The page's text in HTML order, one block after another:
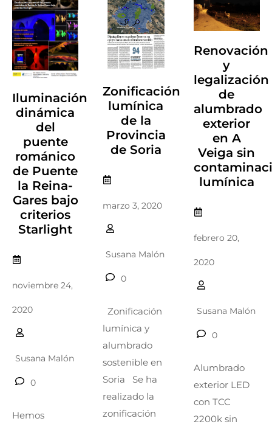
Iluminación
dinámica
del
puente
románico
de Puente
la Reina-
Gares bajo
criterios
Starlight
noviembre 24,
2020
Susana Malón
0
Hemos
Zonificación
lumínica
de la
Provincia
de Soria
marzo 3, 2020
Susana Malón
0
Zonificación
lumínica y
alumbrado
sostenible en
Soria Se ha
realizado la
zonificación
Renovación
y
legalización
de
alumbrado
exterior
en A
Veiga sin
lumínica
febrero 20,
2020
Susana Malón
0
Alumbrado
exterior LED
con TCC
2200k sin